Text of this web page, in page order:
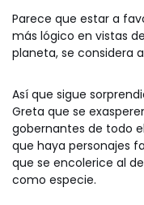
Parece que estar a
más lógico en vistas
planeta, se considera
Así que sigue
Greta que se
gobernantes de todo
que haya personajes
que se encolerice al
como especie.